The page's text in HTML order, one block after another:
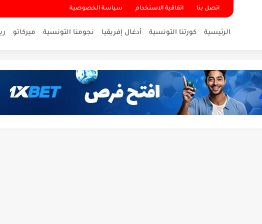
اتصل بنا اتفاقية الاستخدام سياسة الخصوصية
الرئيسية كورتنا التونسية أدغال إفريقيا نجومنا التونسية ميركاتو